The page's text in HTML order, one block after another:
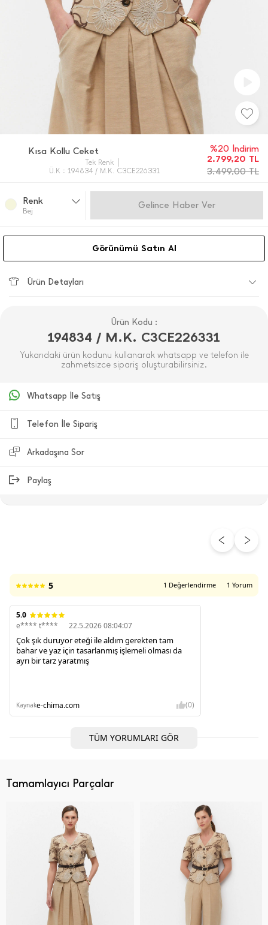
Kısa Kollu Ceket
Tek Renk
Ü.K : 194834 / M.K. C3CE226331
%20 İndirim
2.799,20 TL
3.499,00TL
Renk
Bej
Gelince Haber Ver
Görünümü Satın Al
Ürün Detayları
Ürün Kodu :
194834 / M.K. C3CE226331
Yukarıdaki ürün kodunu kullanarak whatsapp ve telefon ile
zahmetsizce sipariş oluşturabilirsiniz.
Whatsapp İle Satış
Telefon İle Sipariş
Arkadaşına Sor
Paylaş
5 1 Değerlendirme 1 Yorum
5.0
e**** t****
22.5.2026 08:04:07
Çok şık duruyor eteği ile aldım gerekten tam
bahar ve yaz için tasarlanmış işlemeli olması da
ayrı bir tarz yaratmış
Kaynake-chima.com (0)
TÜM YORUMLARI GÖR
Tamamlayıcı Parçalar